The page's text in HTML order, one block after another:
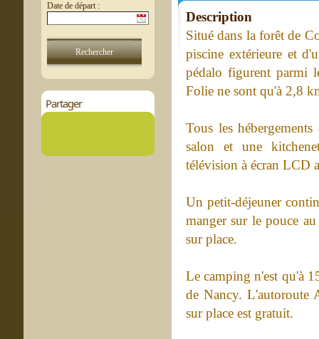
Date de départ :
Partager
Description
Situé dans la forêt de
piscine extérieure et
pédalo figurent parmi
Folie ne sont qu'à 2,8
Tous les
salon et une
télévision à écran LCD
Un petit-déjeuner
manger sur le pouce
sur place.
Le camping n'est qu'à
de Nancy. L'autoroute
sur place est gratuit.